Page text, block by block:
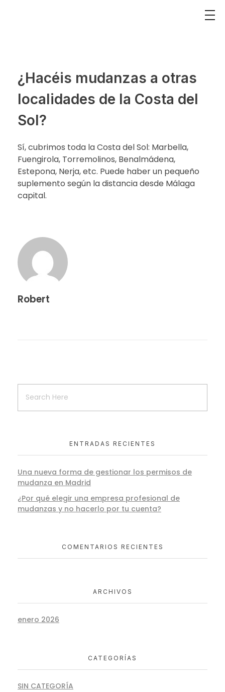
¿Hacéis mudanzas a otras
localidades de la Costa del
Sol?
Sí, cubrimos toda la Costa del Sol: Marbella,
Fuengirola, Torremolinos, Benalmádena,
Estepona, Nerja, etc. Puede haber un pequeño
suplemento según la distancia desde Málaga
capital.
Robert
ENTRADAS RECIENTES
Una nueva forma de gestionar los permisos de
mudanza en Madrid
¿Por qué elegir una empresa profesional de
mudanzas y no hacerlo por tu cuenta?
COMENTARIOS RECIENTES
ARCHIVOS
enero 2026
CATEGORÍAS
SIN CATEGORÍA